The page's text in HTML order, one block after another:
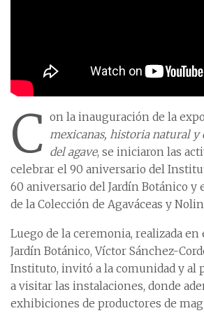
C on la inauguración de la
mexicanas, historia natural y
del agave, se iniciaron las
celebrar el 90 aniversario del
60 aniversario del Jardín Botánico y
de la Colección de Agaváceas y
Luego de la ceremonia, realizada en
Jardín Botánico, Víctor Sánchez-
Instituto, invitó a la comunidad y al
a visitar las instalaciones, donde
exhibiciones de productores de